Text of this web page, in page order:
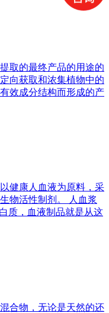
取的最终产品的用途的
向获取和浓集植物中的
效成分结构而形成的产
健康人血液为原料，采
物活性制剂。 人血浆
质，血液制品就是从这
合物，无论是天然的还